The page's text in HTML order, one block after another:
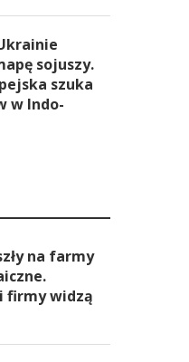
sojuszy.
szuka
w Indo-
na farmy
firmy widzą